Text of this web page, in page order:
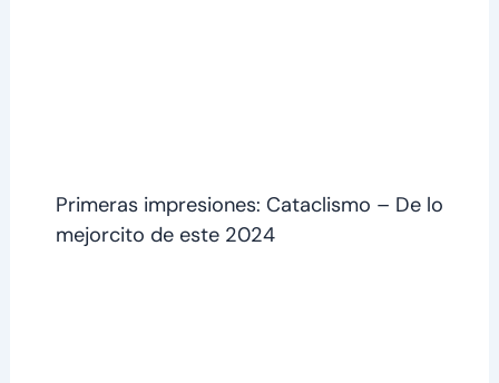
Primeras impresiones: Cataclismo – De lo
mejorcito de este 2024